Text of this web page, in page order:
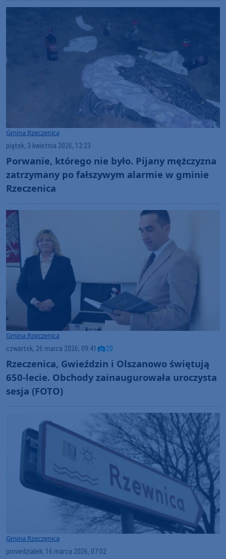
Gmina Rzeczenica
piątek, 3 kwietnia 2026, 13:23
Porwanie, którego nie było. Pijany mężczyzna
zatrzymany po fałszywym alarmie w gminie
Rzeczenica
Gmina Rzeczenica
czwartek, 26 marca 2026, 09:41 20
Rzeczenica, Gwieździn i Olszanowo świętują
650-lecie. Obchody zainaugurowała uroczysta
sesja (FOTO)
Gmina Rzeczenica
poniedziałek, 16 marca 2026, 07:02